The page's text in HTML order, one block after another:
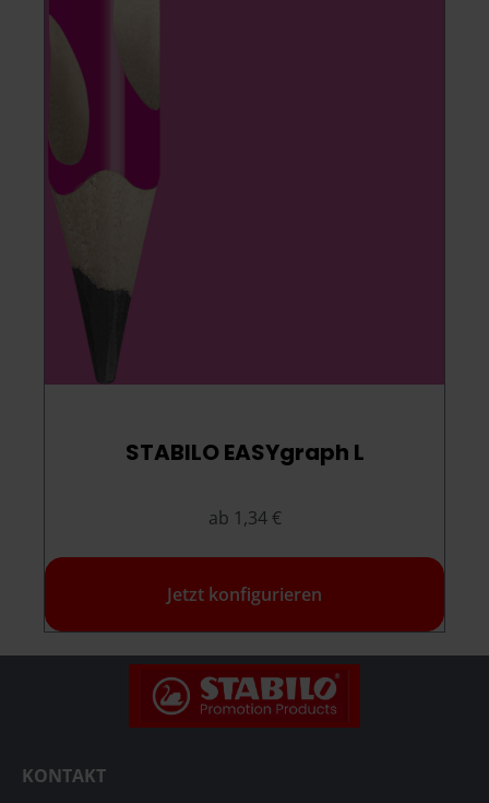
STABILO EASYgraph L
ab 1,34 €
Jetzt konfigurieren
KONTAKT